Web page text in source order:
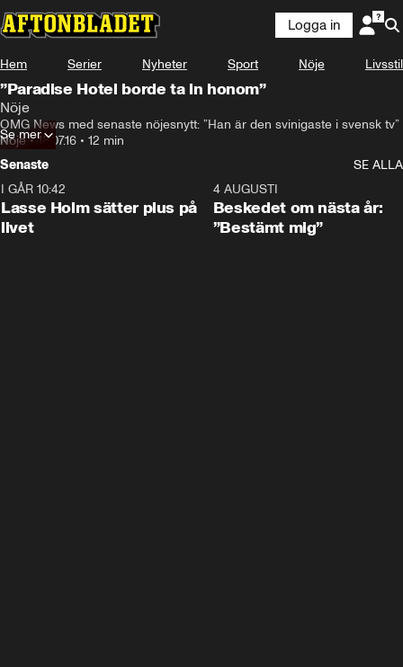
Logga in
Hem Serier Nyheter Sport Nöje Livsstil
”Paradise Hotel borde ta in honom”
Nöje
OMG News med senaste nöjesnytt: ”Han är den svinigaste i svensk tv”
Nöje•18.07.16 • 12 min
Se mer
Senaste
SE ALLA
I GÅR 10:42
Lasse Holm sätter plus på
livet
4 AUGUSTI
Beskedet om nästa år:
”Bestämt mig”